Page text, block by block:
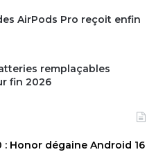
AirPods Pro reçoit enfin
remplaçables
fin 2026
: Honor dégaine Android 16